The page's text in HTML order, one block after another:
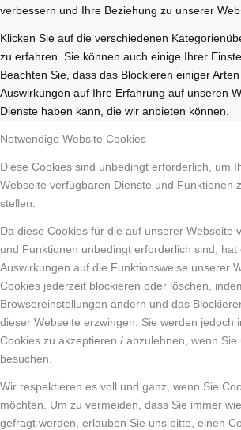
verbessern und Ihre Beziehung zu unserer
Klicken Sie auf die verschiedenen
zu erfahren. Sie können auch einige Ihrer
Beachten Sie, dass das Blockieren einiger
Auswirkungen auf Ihre Erfahrung auf unseren
Dienste haben kann, die wir anbieten können.
Notwendige Website Cookies
Diese Cookies sind unbedingt erforderlich, um
Webseite verfügbaren Dienste und Funktionen
stellen.
Da diese Cookies für die auf unserer Webseite
und Funktionen unbedingt erforderlich sind, hat
Auswirkungen auf die Funktionsweise unserer
Cookies jederzeit blockieren oder löschen,
Browsereinstellungen ändern und das
dieser Webseite erzwingen. Sie werden jedoch
Cookies zu akzeptieren / abzulehnen, wenn
besuchen.
Wir respektieren es voll und ganz, wenn Sie
möchten. Um zu vermeiden, dass Sie immer
gefragt werden, erlauben Sie uns bitte, einen